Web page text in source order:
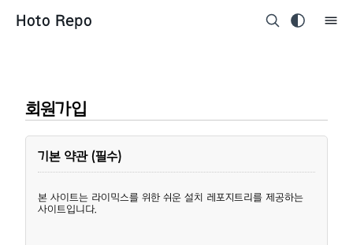
Hoto Repo
회원가입
기본 약관 (필수)
본 사이트는 라이믹스를 위한 쉬운 설치 레포지트리를 제공하는
사이트입니다.